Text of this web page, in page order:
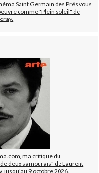
Saint Germain des Prés vous
comme "Plein soleil" de
ma critique du
deux samouraïs" de Laurent
jusqu'au 9 octobre 2026.